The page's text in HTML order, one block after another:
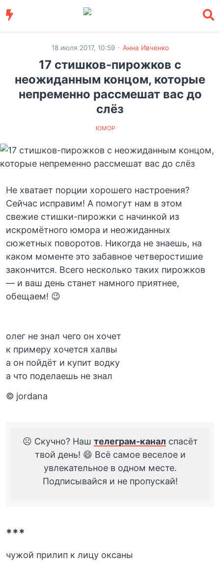
18 июля 2017, 10:59 · Анна Ивченко
17 стишков-пирожков с
неожиданным концом, которые
непременно рассмешат вас до
слёз
ЮМОР
Не хватает порции хорошего настроения?
Сейчас исправим! А помогут нам в этом
свежие стишки-пирожки с начинкой из
искромётного юмора и неожиданных
сюжетных поворотов. Никогда не знаешь, на
каком моменте это забавное четверостишие
закончится. Всего несколько таких пирожков
— и ваш день станет намного приятнее,
обещаем! 😉
олег не знал чего он хочет
к примеру хочется халвы
а он пойдёт и купит водку
а что поделаешь не знал
© jordana
☹️ Скучно? Наш телеграм-канал спасёт
твой день! 😄 Всё самое веселое и
увлекательное в одном месте.
Подписывайся и не пропускай!
***
чужой прилип к лицу оксаны